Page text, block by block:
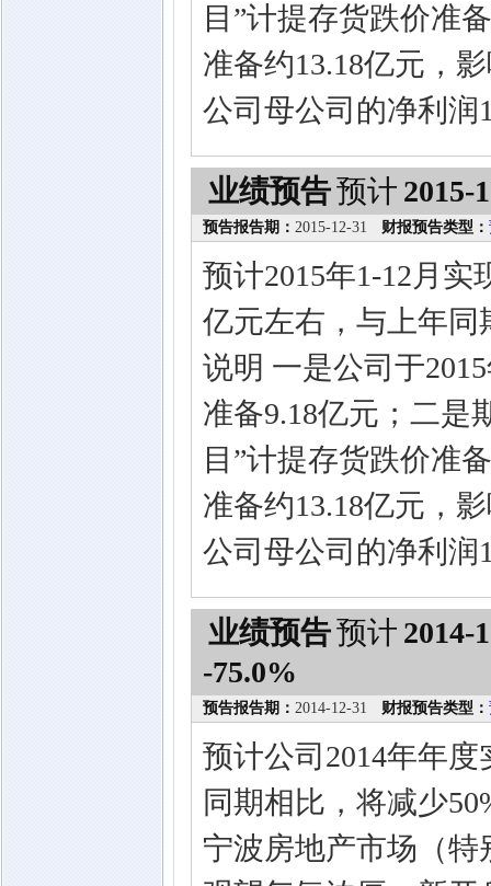
目”计提存货跌价准
准备约13.18亿元，
公司母公司的净利润
业绩预告预计 2015-
预告报告期： 2015-12-31 财报预告类型：
预计2015年1-12月
亿元左右，与上年
说明 一是公司于
准备9.18亿元；二是
目”计提存货跌价准
准备约13.18亿元，
公司母公司的净利润
业绩预告预计 2014-
-75.0%
预告报告期： 2014-12-31 财报预告类型：
预计公司2014年年
同期相比，将减少
宁波房地产市场（